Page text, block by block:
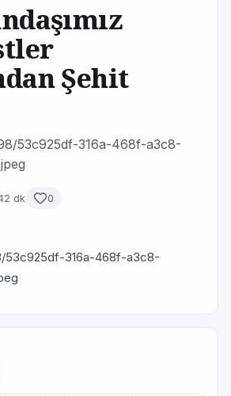
Şehit
53c925df-316a-468f-a3c8-
2 dk 0
53c925df-316a-468f-a3c8-